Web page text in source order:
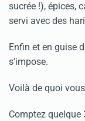
sucrée !), épices,
servi avec des
Enfin et en guise
s’impose.
Voilà de quoi
Comptez quelque